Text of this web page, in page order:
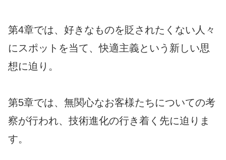
第4章では、好きなものを貶されたくない人々
にスポットを当て、快適主義という新しい思
想に迫り。
第5章では、無関心なお客様たちについての考
察が行われ、技術進化の行き着く先に迫りま
す。